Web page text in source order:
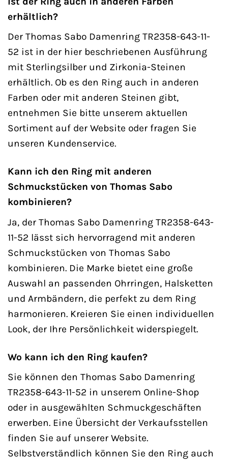
erhältlich?
Der Thomas Sabo Damenring TR2358-643-11-
52 ist in der hier beschriebenen Ausführung
mit Sterlingsilber und Zirkonia-Steinen
erhältlich. Ob es den Ring auch in anderen
Farben oder mit anderen Steinen gibt,
entnehmen Sie bitte unserem aktuellen
Sortiment auf der Website oder fragen Sie
unseren Kundenservice.
Kann ich den Ring mit anderen
Schmuckstücken von Thomas Sabo
kombinieren?
Ja, der Thomas Sabo Damenring TR2358-643-
11-52 lässt sich hervorragend mit anderen
Schmuckstücken von Thomas Sabo
kombinieren. Die Marke bietet eine große
Auswahl an passenden Ohrringen, Halsketten
und Armbändern, die perfekt zu dem Ring
harmonieren. Kreieren Sie einen individuellen
Look, der Ihre Persönlichkeit widerspiegelt.
Wo kann ich den Ring kaufen?
Sie können den Thomas Sabo Damenring
TR2358-643-11-52 in unserem Online-Shop
oder in ausgewählten Schmuckgeschäften
erwerben. Eine Übersicht der Verkaufsstellen
finden Sie auf unserer Website.
Selbstverständlich können Sie den Ring auch